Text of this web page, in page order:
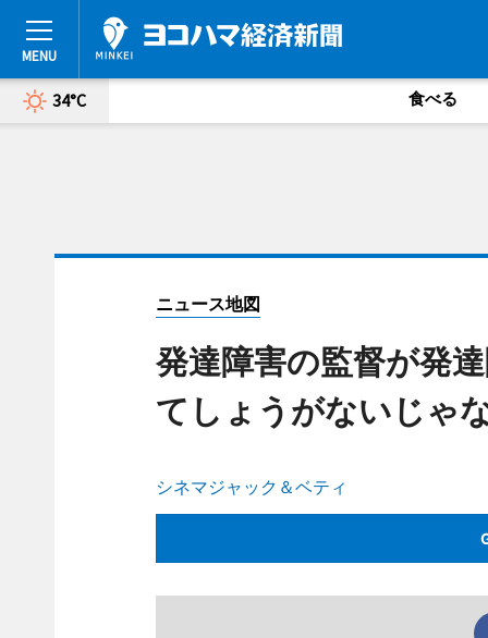
34°C 食べる
ニュース地図
発達障害の監督が発
てしょうがないじゃ
シネマジャック＆ベティ